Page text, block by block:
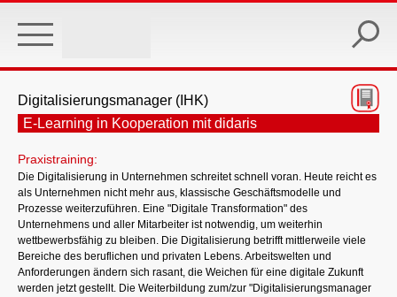
main
Digitalisierungsmanager (IHK)
E-Learning in Kooperation mit didaris
Praxistraining:
Die Digitalisierung in Unternehmen schreitet schnell voran. Heute reicht es
als Unternehmen nicht mehr aus, klassische Geschäftsmodelle und
Prozesse weiterzuführen. Eine "Digitale Transformation" des
Unternehmens und aller Mitarbeiter ist notwendig, um weiterhin
wettbewerbsfähig zu bleiben. Die Digitalisierung betrifft mittlerweile viele
Bereiche des beruflichen und privaten Lebens. Arbeitswelten und
Anforderungen ändern sich rasant, die Weichen für eine digitale Zukunft
werden jetzt gestellt. Die Weiterbildung zum/zur "Digitalisierungsmanager